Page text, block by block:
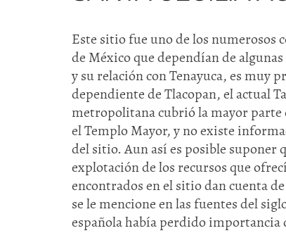
Este sitio fue uno de los numerosos
de México que dependían de
y su relación con Tenayuca, es muy
dependiente de Tlacopan, el actual
metropolitana cubrió la mayor parte
el Templo Mayor, y no existe
del sitio. Aun así es posible suponer
explotación de los recursos que
encontrados en el sitio dan cuenta
se le mencione en las fuentes del
española había perdido importancia